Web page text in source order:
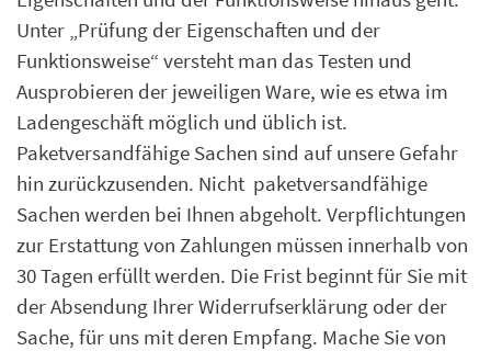
Unter „Prüfung der Eigenschaften und der
Funktionsweise“ versteht man dasTesten und
Ausprobieren der jeweiligen Ware, wie es etwa im
Ladengeschäft möglich und üblich ist.
Paketversandfähige Sachen sind auf unsere Gefahr
hin zurückzusenden. Nicht paketversandfähige
Sachen werden bei Ihnen abgeholt. Verpflichtungen
zur Erstattung von Zahlungen müssen innerhalb von
30 Tagen erfüllt werden. Die Frist beginnt für Sie mit
derAbsendung Ihrer Widerrufserklärung oder der
Sache, für uns mit deren Empfang. Mache Sie von